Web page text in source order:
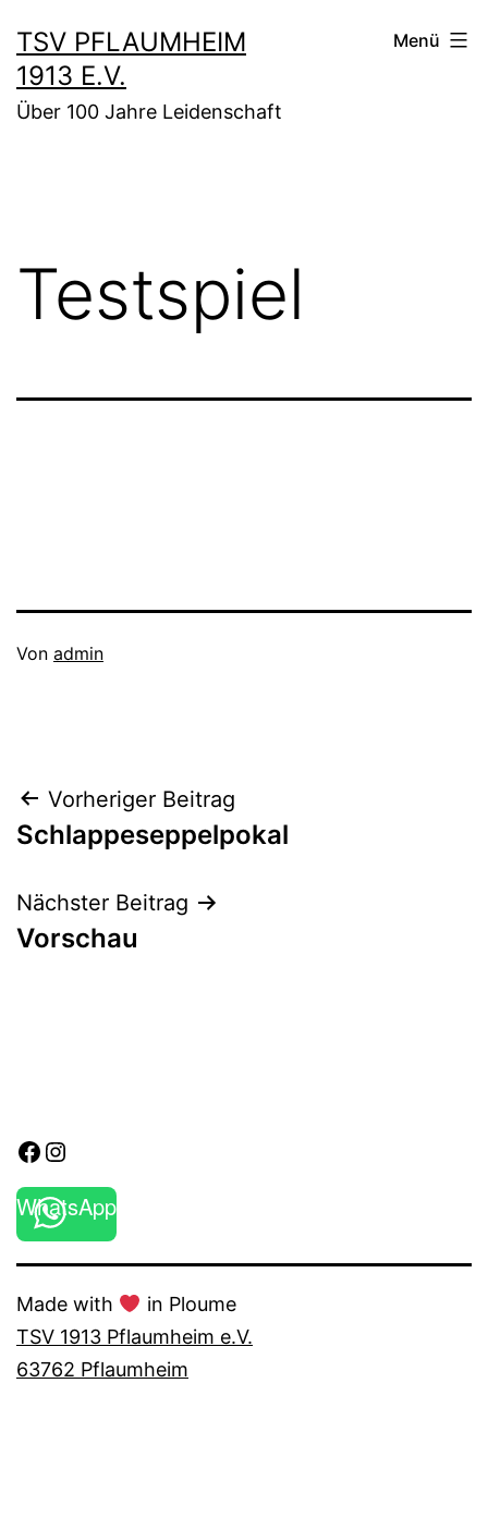
Inhalt
springen
TSV PFLAUMHEIM
1913 E.V.
Über 100 Jahre Leidenschaft
Menü
Testspiel
Veröffentlicht
Von admin
Beitragsnavigation
Vorheriger Beitrag
Schlappeseppelpokal
Nächster Beitrag
Vorschau
Facebook
Instagram
WhatsApp
Made with
in Ploume
TSV 1913 Pflaumheim e.V.
63762 Pflaumheim